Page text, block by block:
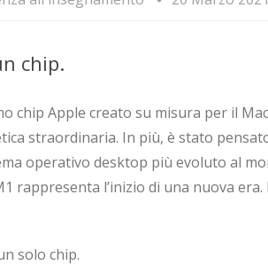
chip.
chip Apple creato su misura per il
straordinaria. In più, è stato
operativo desktop più evoluto al
rappresenta l’inizio di una nuova
solo chip.